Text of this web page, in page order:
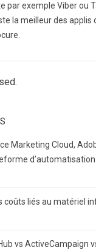
par exemple Viber ou
la meilleur des applis
Marketing Cloud,
d’automatisation
coûts liés au matériel
vs ActiveCampaign